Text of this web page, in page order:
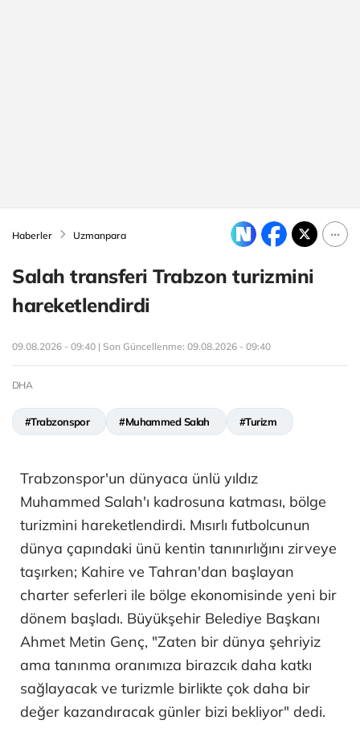
Haberler Uzmanpara
Salah transferi Trabzon turizmini
hareketlendirdi
09.08.2026 - 09:40 | Son Güncellenme: 09.08.2026 - 09:40
DHA
#Trabzonspor #Muhammed Salah #Turizm
Trabzonspor'un dünyaca ünlü yıldız
Muhammed Salah'ı kadrosuna katması, bölge
turizmini hareketlendirdi. Mısırlı futbolcunun
dünya çapındaki ünü kentin tanınırlığını zirveye
taşırken; Kahire ve Tahran'dan başlayan
charter seferleri ile bölge ekonomisinde yeni bir
dönem başladı. Büyükşehir Belediye Başkanı
Ahmet Metin Genç, "Zaten bir dünya şehriyiz
ama tanınma oranımıza birazcık daha katkı
sağlayacak ve turizmle birlikte çok daha bir
değer kazandıracak günler bizi bekliyor" dedi.